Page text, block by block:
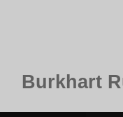
Burkhart